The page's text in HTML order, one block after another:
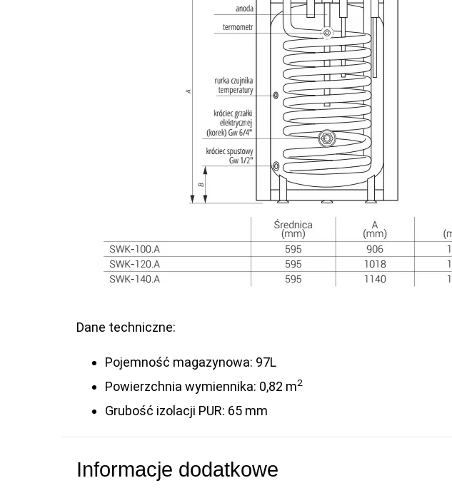
Dane techniczne:
Pojemność magazynowa: 97L
Powierzchnia wymiennika: 0,82 m2
Grubość izolacji PUR: 65 mm
Informacje dodatkowe